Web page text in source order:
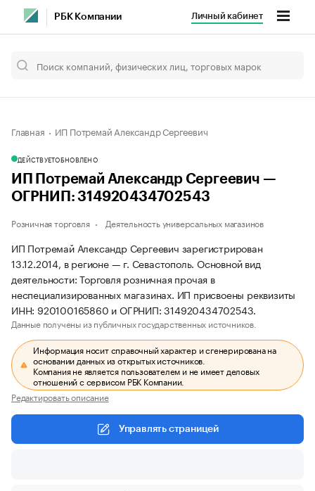
РБК Компании Личный кабинет
Главная ИП Потремай Александр Сергеевич
ДЕЙСТВУЕТОБНОВЛЕНО
ИП Потремай Александр Сергеевич —
ОГРНИП: 314920434702543
Розничная торговля Деятельность универсальных магазинов
ИП Потремай Александр Сергеевич зарегистрирован
13.12.2014, в регионе — г. Севастополь. Основной вид
деятельности: Торговля розничная прочая в
неспециализированных магазинах. ИП присвоены реквизиты
ИНН: 920100165860 и ОГРНИП: 314920434702543.
Данные получены из публичных государственных источников.
Информация носит справочный характер и сгенерирована на
основании данных из открытых источников.
Компания не является пользователем и не имеет деловых
отношений с сервисом РБК Компании.
Редактировать описание
Управлять страницей